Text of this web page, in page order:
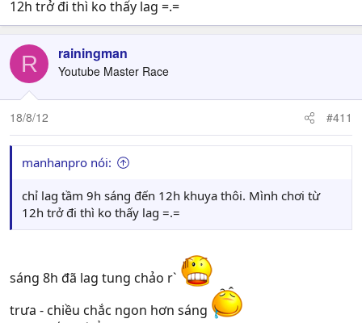
12h trở đi thì ko thấy lag =.=
R rainingman
Youtube Master Race
18/8/12 #411
manhanpro nói:
chỉ lag tầm 9h sáng đến 12h khuya thôi. Mình chơi từ
12h trở đi thì ko thấy lag =.=
sáng 8h đã lag tung chảo r`
trưa - chiều chắc ngon hơn sáng